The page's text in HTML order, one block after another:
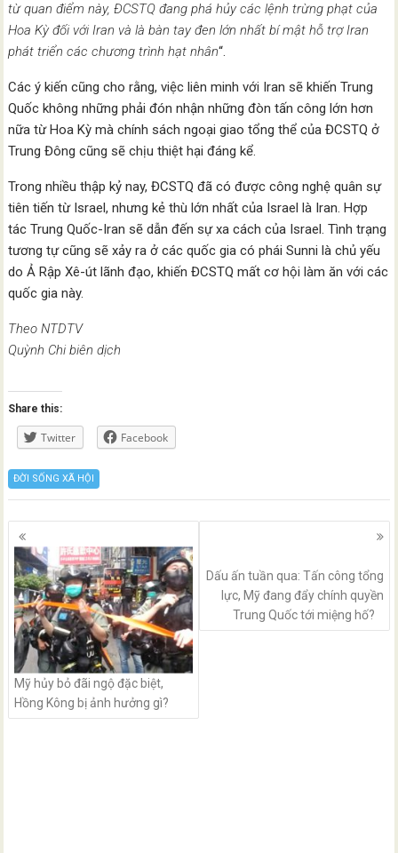
từ quan điểm này, ĐCSTQ đang phá hủy các lệnh trừng phạt của
Hoa Kỳ đối với Iran và là bàn tay đen lớn nhất bí mật hỗ trợ Iran
phát triển các chương trình hạt nhân“.
Các ý kiến cũng cho rằng, việc liên minh với Iran sẽ khiến Trung
Quốc không những phải đón nhận những đòn tấn công lớn hơn
nữa từ Hoa Kỳ mà chính sách ngoại giao tổng thể của ĐCSTQ ở
Trung Đông cũng sẽ chịu thiệt hại đáng kể.
Trong nhiều thập kỷ nay, ĐCSTQ đã có được công nghệ quân sự
tiên tiến từ Israel, nhưng kẻ thù lớn nhất của Israel là Iran. Hợp
tác Trung Quốc-Iran sẽ dẫn đến sự xa cách của Israel. Tình trạng
tương tự cũng sẽ xảy ra ở các quốc gia có phái Sunni là chủ yếu
do Ả Rập Xê-út lãnh đạo, khiến ĐCSTQ mất cơ hội làm ăn với các
quốc gia này.
Theo NTDTV
Quỳnh Chi biên dịch
Share this:
Twitter Facebook
ĐỜI SỐNG XÃ HỘI
Posts
navigation
Mỹ hủy bỏ đãi ngộ đặc biệt,
Hồng Kông bị ảnh hưởng gì?
Dấu ấn tuần qua: Tấn công tổng
lực, Mỹ đang đẩy chính quyền
Trung Quốc tới miệng hố?